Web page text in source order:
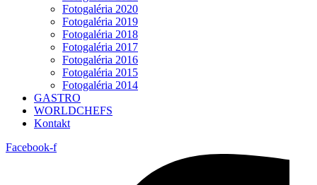
Fotogaléria 2020
Fotogaléria 2019
Fotogaléria 2018
Fotogaléria 2017
Fotogaléria 2016
Fotogaléria 2015
Fotogaléria 2014
GASTRO
WORLDCHEFS
Kontakt
Facebook-f